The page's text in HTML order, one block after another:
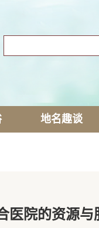
地名趣谈
医院的资源与